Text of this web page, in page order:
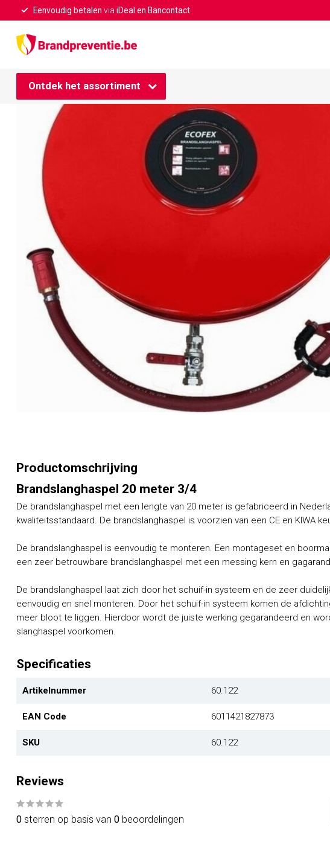
Eenvoudig betalen via iDeal en Bancontact
Ontdek het assortiment
Home / Brandslanghaspel 20 meter 3/4
Productomschrijving
Brandslanghaspel 20 meter 3/4
De brandslanghaspel met een lengte van 20 meter is gefabriceerd in
kwaliteitsstandaard. De brandslanghaspel is voorzien van een CE en KIWA
De brandslanghaspel is eenvoudig te monteren. Een montageset en
een zeer betrouwbare brandslanghaspel met een messing kern en
De brandslanghaspel laat zich door het schuif-in systeem en de zeer
eenvoudig en snel monteren. Door het schuif-in systeem komen de
meer bloot te liggen. Hierdoor wordt de juiste werking gegarandeerd en
slanghaspel voorkomen.
Specificaties
Artikelnummer 60.122
EAN Code 6011421827873
SKU 60.122
Reviews
0 sterren op basis van 0 beoordelingen